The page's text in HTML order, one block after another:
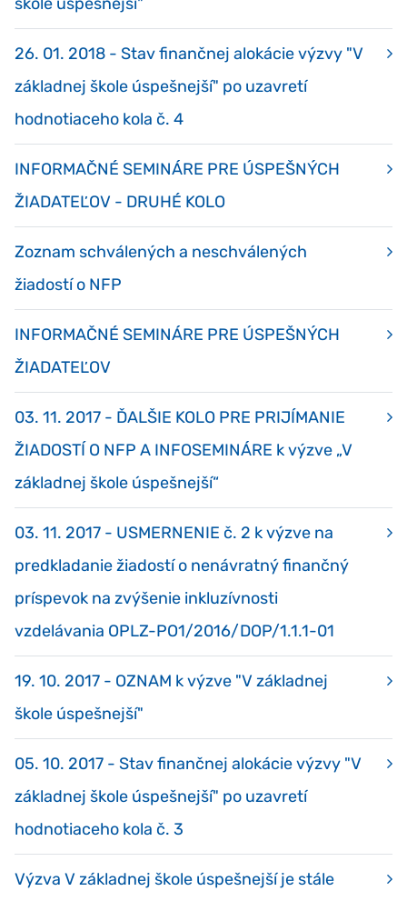
26. 01. 2018 - Stav finančnej alokácie výzvy "V
základnej škole úspešnejší" po uzavretí
hodnotiaceho kola č. 4
INFORMAČNÉ SEMINÁRE PRE ÚSPEŠNÝCH
ŽIADATEĽOV - DRUHÉ KOLO
Zoznam schválených a neschválených
žiadostí o NFP
INFORMAČNÉ SEMINÁRE PRE ÚSPEŠNÝCH
ŽIADATEĽOV
03. 11. 2017 - ĎALŠIE KOLO PRE PRIJÍMANIE
ŽIADOSTÍ O NFP A INFOSEMINÁRE k výzve „V
základnej škole úspešnejší“
03. 11. 2017 - USMERNENIE č. 2 k výzve na
predkladanie žiadostí o nenávratný finančný
príspevok na zvýšenie inkluzívnosti
vzdelávania OPLZ-PO1/2016/DOP/1.1.1-01
19. 10. 2017 - OZNAM k výzve "V základnej
škole úspešnejší"
05. 10. 2017 - Stav finančnej alokácie výzvy "V
základnej škole úspešnejší" po uzavretí
hodnotiaceho kola č. 3
Výzva V základnej škole úspešnejší je stále